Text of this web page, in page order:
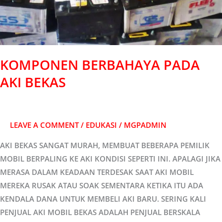
KOMPONEN BERBAHAYA PADA
AKI BEKAS
LEAVE A COMMENT / EDUKASI / MGPADMIN
AKI BEKAS SANGAT MURAH, MEMBUAT BEBERAPA PEMILIK
MOBIL BERPALING KE AKI KONDISI SEPERTI INI. APALAGI JIKA
MERASA DALAM KEADAAN TERDESAK SAAT AKI MOBIL
MEREKA RUSAK ATAU SOAK SEMENTARA KETIKA ITU ADA
KENDALA DANA UNTUK MEMBELI AKI BARU. SERING KALI
PENJUAL AKI MOBIL BEKAS ADALAH PENJUAL BERSKALA